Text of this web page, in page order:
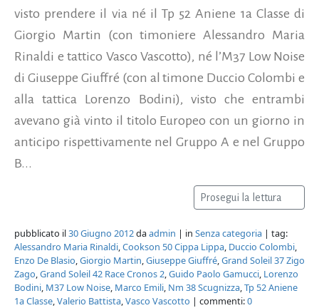
visto prendere il via né il Tp 52 Aniene 1a Classe di
Giorgio Martin (con timoniere Alessandro Maria
Rinaldi e tattico Vasco Vascotto), né l’M37 Low Noise
di Giuseppe Giuffré (con al timone Duccio Colombi e
alla tattica Lorenzo Bodini), visto che entrambi
avevano già vinto il titolo Europeo con un giorno in
anticipo rispettivamente nel Gruppo A e nel Gruppo
B...
Prosegui la lettura
pubblicato il30 Giugno 2012daadmin | in Senza categoria | tag:
Alessandro Maria Rinaldi,Cookson 50 Cippa Lippa, Duccio Colombi,
Enzo De Blasio,Giorgio Martin,Giuseppe Giuffré,Grand Soleil 37 Zigo
Zago,Grand Soleil 42 Race Cronos 2,Guido Paolo Gamucci, Lorenzo
Bodini, M37 Low Noise, Marco Emili, Nm 38 Scugnizza,Tp 52 Aniene
1a Classe,Valerio Battista,Vasco Vascotto | commenti:0